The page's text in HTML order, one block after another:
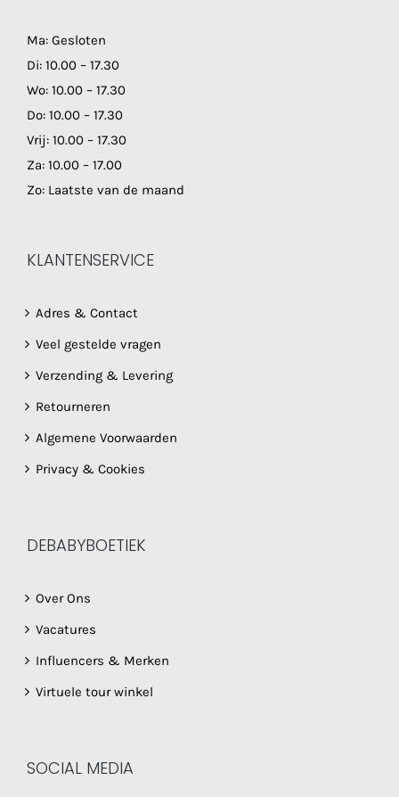
Ma: Gesloten
Di: 10.00 – 17.30
Wo: 10.00 – 17.30
Do: 10.00 – 17.30
Vrij: 10.00 – 17.30
Za: 10.00 – 17.00
Zo: Laatste van de maand
KLANTENSERVICE
Adres & Contact
Veel gestelde vragen
Verzending & Levering
Retourneren
Algemene Voorwaarden
Privacy & Cookies
DEBABYBOETIEK
Over Ons
Vacatures
Influencers & Merken
Virtuele tour winkel
SOCIAL MEDIA